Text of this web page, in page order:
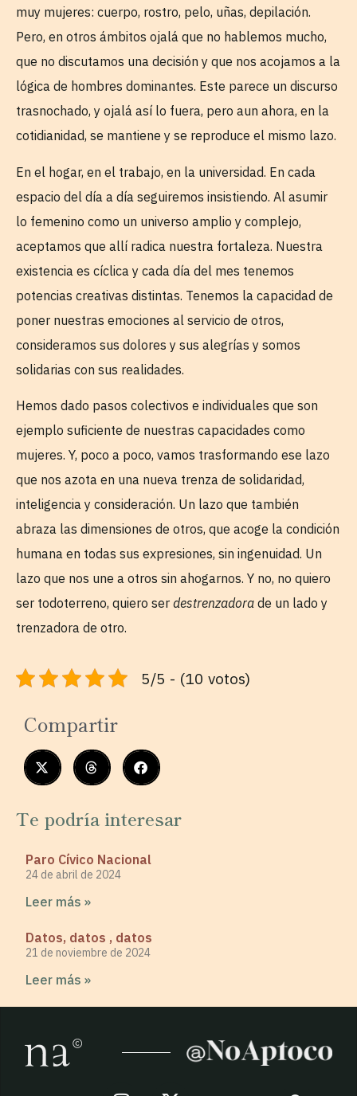
muy mujeres: cuerpo, rostro, pelo, uñas, depilación.
Pero, en otros ámbitos ojalá que no hablemos mucho,
que no discutamos una decisión y que nos acojamos a la
lógica de hombres dominantes. Este parece un discurso
trasnochado, y ojalá así lo fuera, pero aun ahora, en la
cotidianidad, se mantiene y se reproduce el mismo lazo.
En el hogar, en el trabajo, en la universidad. En cada
espacio del día a día seguiremos insistiendo. Al asumir
lo femenino como un universo amplio y complejo,
aceptamos que allí radica nuestra fortaleza. Nuestra
existencia es cíclica y cada día del mes tenemos
potencias creativas distintas. Tenemos la capacidad de
poner nuestras emociones al servicio de otros,
consideramos sus dolores y sus alegrías y somos
solidarias con sus realidades.
Hemos dado pasos colectivos e individuales que son
ejemplo suficiente de nuestras capacidades como
mujeres. Y, poco a poco, vamos trasformando ese lazo
que nos azota en una nueva trenza de solidaridad,
inteligencia y consideración. Un lazo que también
abraza las dimensiones de otros, que acoge la condición
humana en todas sus expresiones, sin ingenuidad. Un
lazo que nos une a otros sin ahogarnos. Y no, no quiero
ser todoterreno, quiero ser destrenzadora de un lado y
trenzadora de otro.
5/5 - (10 votos)
Compartir
Te podría interesar
Paro Cívico Nacional
24 de abril de 2024
Leer más »
Datos, datos , datos
21 de noviembre de 2024
Leer más »